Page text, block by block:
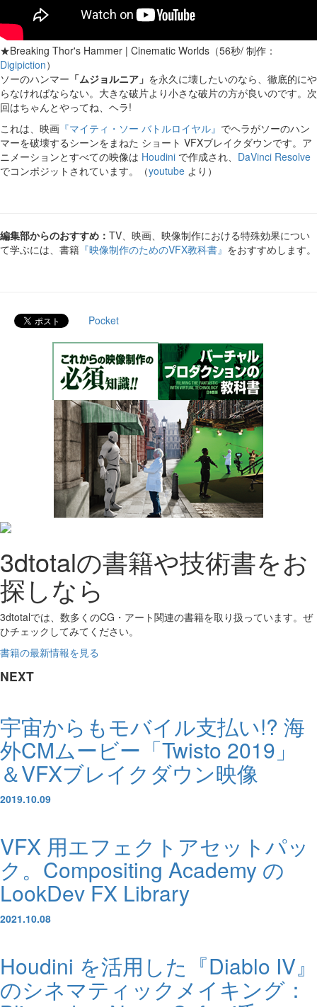
★Breaking Thor's Hammer | Cinematic Worlds（56秒/ 制作：
Digipiction）
ソーのハンマー 「ムジョルニア」 を永久に壊したいのなら、徹底的にや
らなければならない。大きな破片より小さな破片の方が良いのです。次
回はちゃんとやってね、ヘラ!
これは、映画 『マイティ・ソー バトルロイヤル』 でヘラがソーのハン
マーを破壊するシーンをまねた ショート VFXブレイクダウンです。ア
ニメーションとすべての映像は Houdini で作成され、 DaVinci Resolve
でコンポジットされています。（youtube より）
編集部からのおすすめ： TV、映画、映像制作における特殊効果につい
て学ぶには、書籍 『映像制作のためのVFX教科書』 をおすすめします。
Pocket
3dtotalの書籍や技術書をお
探しなら
3dtotalでは、数多くのCG・アート関連の書籍を取り扱っています。ぜ
ひチェックしてみてください。
書籍の最新情報を見る
NEXT
宇宙からもモバイル支払い!? 海
外CMムービー「Twisto 2019」
＆VFXブレイクダウン映像
2019.10.09
VFX 用エフェクトアセットパッ
ク。Compositing Academy の
LookDev FX Library
2021.10.08
Houdini を活用した『Diablo IV』
のシネマティックメイキング：